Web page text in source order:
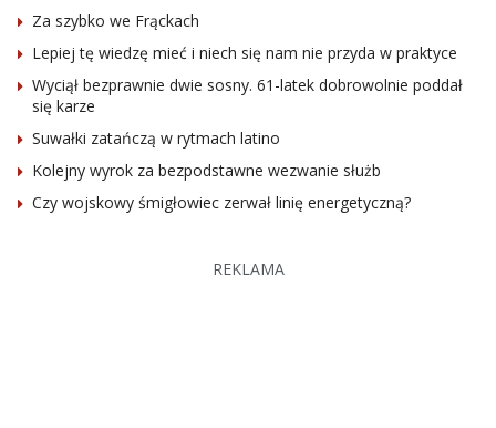
Za szybko we Frąckach
Lepiej tę wiedzę mieć i niech się nam nie przyda w praktyce
Wyciął bezprawnie dwie sosny. 61-latek dobrowolnie poddał
się karze
Suwałki zatańczą w rytmach latino
Kolejny wyrok za bezpodstawne wezwanie służb
Czy wojskowy śmigłowiec zerwał linię energetyczną?
REKLAMA